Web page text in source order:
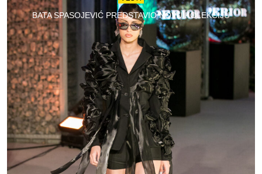
BATA SPASOJEVIĆ PREDSTAVIO NOVU KOLEKCIJU